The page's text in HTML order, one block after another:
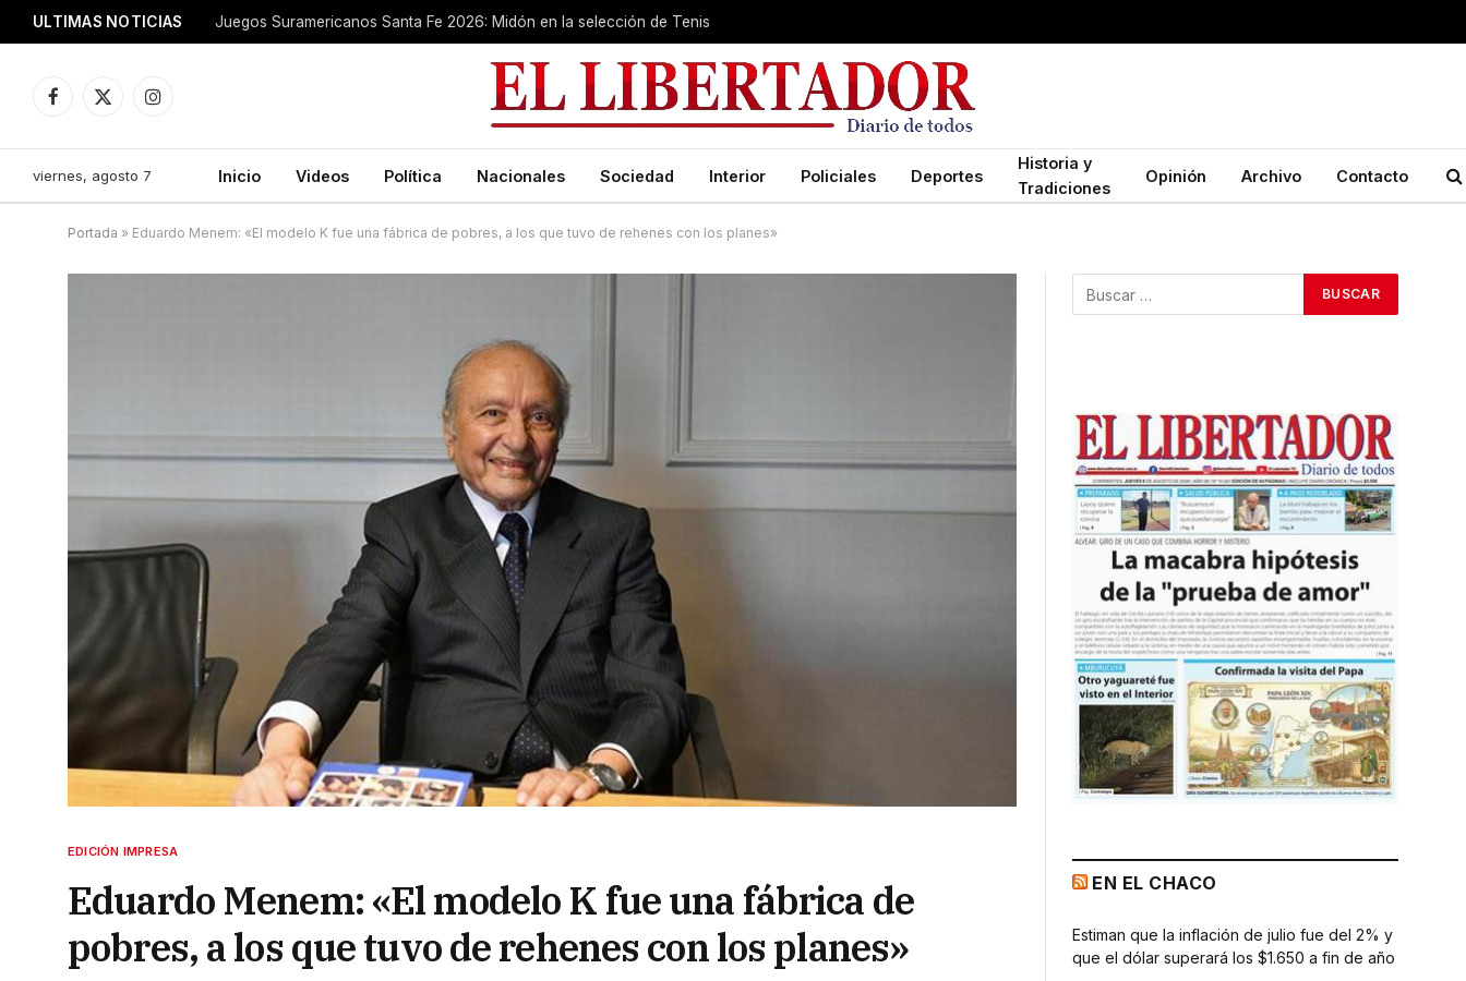
ULTIMAS NOTICIAS Juegos Suramericanos Santa Fe 2026: Midón en la selección de Tenis
Facebook
X
Instagram
viernes, agosto 7 Inicio Videos Política Nacionales Sociedad Interior Policiales Deportes
Historia y
Tradiciones
Opinión Archivo Contacto
Portada » Eduardo Menem: «El modelo K fue una fábrica de pobres, a los que tuvo de rehenes con los planes»
EDICIÓN IMPRESA
Eduardo Menem: «El modelo K fue una fábrica de
pobres, a los que tuvo de rehenes con los planes»
EN EL CHACO
Estiman que la inflación de julio fue del 2% y
que el dólar superará los $1.650 a fin de año